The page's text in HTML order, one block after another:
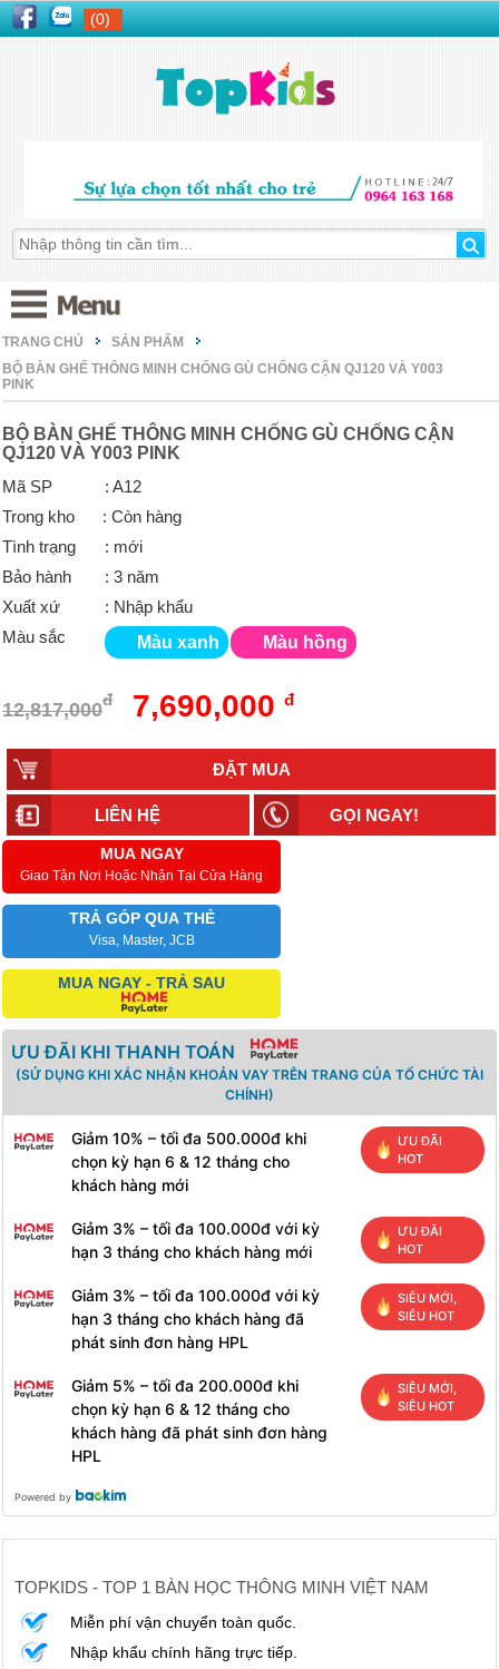
(0)
TRANG CHỦ
SẢN PHẨM
BỘ BÀN GHẾ THÔNG MINH CHỐNG GÙ CHỐNG CẬN QJ120 VÀ Y003
PINK
BỘ BÀN GHẾ THÔNG MINH CHỐNG GÙ CHỐNG CẬN
QJ120 VÀ Y003 PINK
Mã SP
: A12
Trong kho
: Còn hàng
Tình trạng
: mới
Bảo hành
: 3 năm
Xuất xứ
: Nhập khẩu
Màu sắc
Màu xanh Màu hồng
12,817,000đ 7,690,000 đ
LIÊN HỆ GỌI NGAY!
MUA NGAY
Giao Tận Nơi Hoặc Nhận Tại Cửa Hàng
TRẢ GÓP QUA THẺ
Visa, Master, JCB
MUA NGAY - TRẢ SAU
ƯU ĐÃI KHI THANH TOÁN
(SỬ DỤNG KHI XÁC NHẬN KHOẢN VAY TRÊN TRANG CỦA TỔ CHỨC TÀI
CHÍNH)
Giảm 10% – tối đa 500.000đ khi
chọn kỳ hạn 6 & 12 tháng cho
khách hàng mới
ƯU ĐÃI
HOT
Giảm 3% – tối đa 100.000đ với kỳ
hạn 3 tháng cho khách hàng mới
ƯU ĐÃI
HOT
Giảm 3% – tối đa 100.000đ với kỳ
hạn 3 tháng cho khách hàng đã
phát sinh đơn hàng HPL
SIÊU MỚI,
SIÊU HOT
Giảm 5% – tối đa 200.000đ khi
chọn kỳ hạn 6 & 12 tháng cho
khách hàng đã phát sinh đơn hàng
HPL
SIÊU MỚI,
SIÊU HOT
Powered by
TOPKIDS - TOP 1 BÀN HỌC THÔNG MINH VIỆT NAM
Miễn phí vận chuyển toàn quốc.
Nhập khẩu chính hãng trực tiếp.